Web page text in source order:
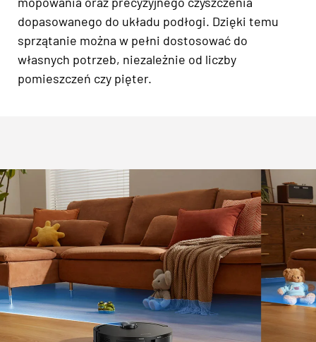
dopasowanego do układu podłogi. Dzięki temu
sprzątanie można w pełni dostosować do
własnych potrzeb, niezależnie od liczby
pomieszczeń czy pięter.